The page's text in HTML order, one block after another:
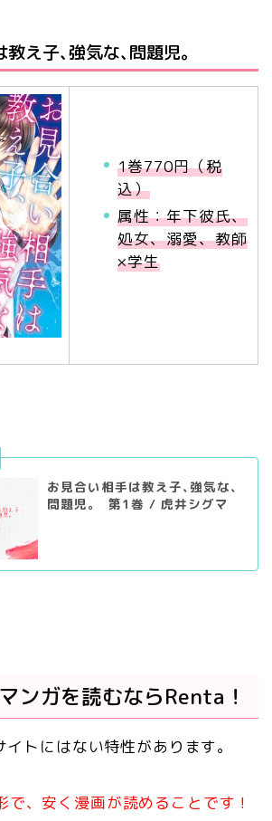
教え子､強気な､問題児｡
1巻770円（税
込）
属性：年下彼氏、
処女、溺愛、教師
×学生
お見合い相手は教え子､強気な､
問題児｡ 第1巻 / 虎井シグマ
ンガを読むならRenta！
トにはない特性があります。
で、安く漫画が読めることです！